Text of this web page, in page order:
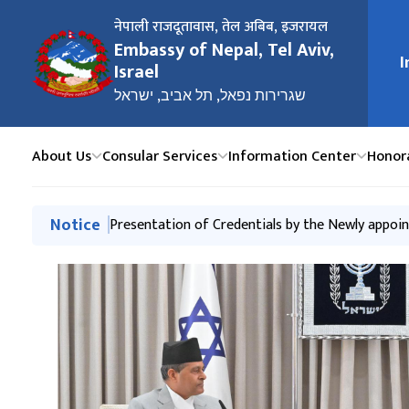
नेपाली राजदूतावास, तेल अबिब, ‍इजरायल
Embassy of Nepal, Tel Aviv,
Israel
שגרירות נפאל, תל אביב, ישראל
मुख्य
About Us Consular Services Information Center
मुख्य नेभिगेसनमा जानुहोस्
Notice Presentation of Credentials by the Newly